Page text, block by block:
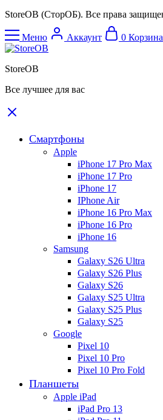
StoreOB (CторОБ). Все права
Меню Аккаунт 0 Корзина
StoreOB
Все лучшее для вас
Смартфоны
Apple
iPhone 17 Pro Max
iPhone 17 Pro
iPhone 17
IPhone Air
iPhone 16 Pro Max
iPhone 16 Pro
iPhone 16
Samsung
Galaxy S26 Ultra
Galaxy S26 Plus
Galaxy S26
Galaxy S25 Ultra
Galaxy S25 Plus
Galaxy S25
Google
Pixel 10
Pixel 10 Pro
Pixel 10 Pro Fold
Планшеты
Apple iPad
iPad Pro 13